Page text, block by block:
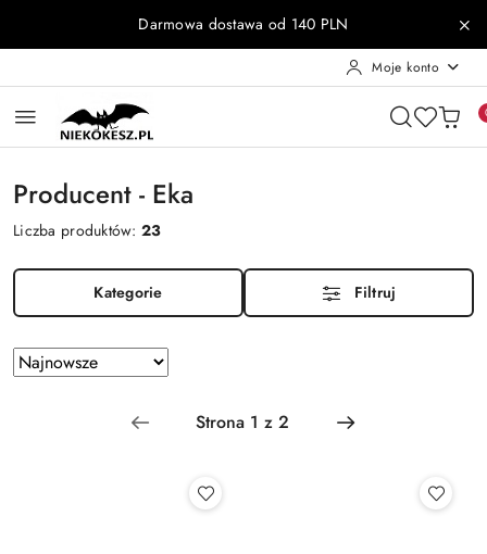
Przejdź do treści głównej
Przejdź do wyszukiwarki
Przejdź do moje konto
Przejdź do menu głównego
Przejdź do stopkiDarmowa dostawa od 140 PLN
Moje konto
Producent - Eka
Liczba produktów:23
Kategorie Filtruj
Zastosowano
sortowanie:
Sortuj
według